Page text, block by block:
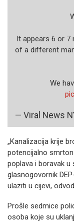
It appears 6 or 7
of a different
We
— Viral News
„Kanalizacija krije
potencijalno
poplava i boravak u
glasnogovornik
ulaziti u cijevi,
Prošle sedmice
osoba koje su